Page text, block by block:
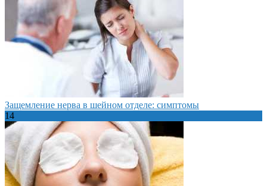
Защемление нерва в шейном отделе: симптомы
14